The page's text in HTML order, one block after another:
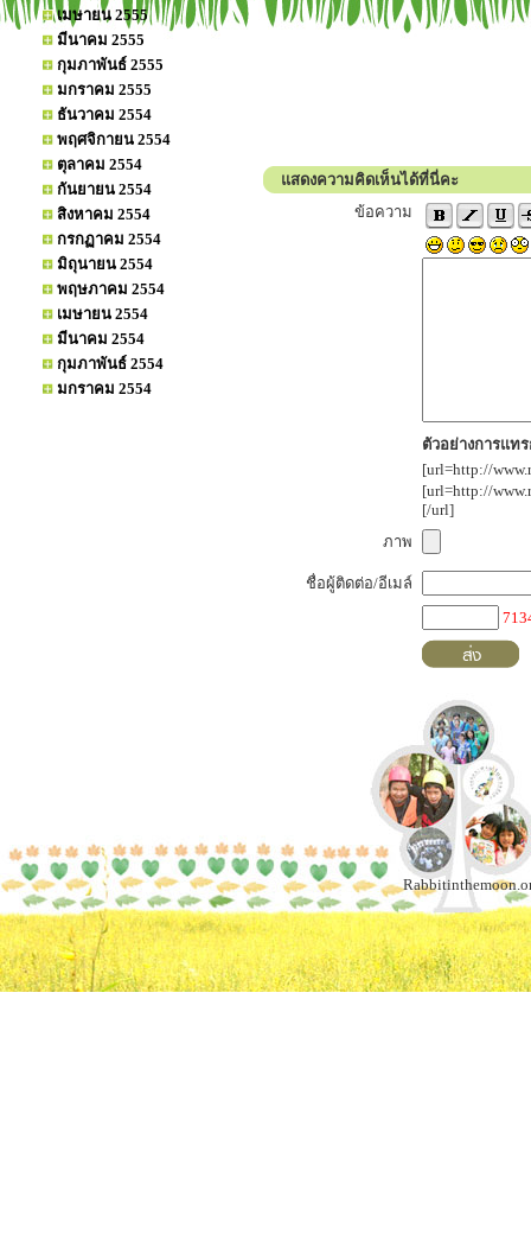
เมษายน 2555
มีนาคม 2555
กุมภาพันธ์ 2555
มกราคม 2555
ธันวาคม 2554
พฤศจิกายน 2554
ตุลาคม 2554
กันยายน 2554
สิงหาคม 2554
กรกฏาคม 2554
มิถุนายน 2554
พฤษภาคม 2554
เมษายน 2554
มีนาคม 2554
กุมภาพันธ์ 2554
มกราคม 2554
แสดงความคิดเห็นได้ที่นี่คะ
ข้อความ
ตัวอย่างการแท
[url=http://
[url=http://
[/url]
ภาพ
ชื่อผู้ติดต่อ/อีเมล์